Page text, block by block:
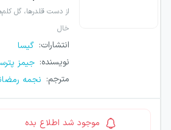
از دست قلدرها، گل
خال
انتشارات: گیسا
نویسنده: جیمز
مترجم: نجمه
موجود شد اطلاع بده